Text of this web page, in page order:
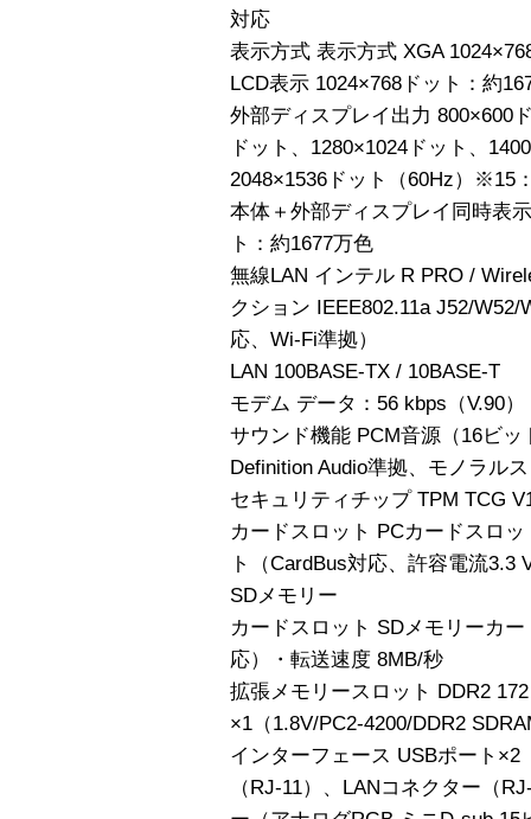
対応
表示方式 表示方式 XGA
LCD表示 1024×768ドット：約
外部ディスプレイ出力 800×600
ドット、1280×1024ドット、
2048×1536ドット（60Hz）※15
本体＋外部ディスプレイ同時表
ト：約1677万色
無線LAN インテル R PRO /
クション IEEE802.11a J52/
応、Wi-Fi準拠）
LAN 100BASE-TX / 10BASE-T
モデム データ：56 kbps（V.90
サウンド機能 PCM音源（16ビ
Definition Audio準拠、モノラル
セキュリティチップ TPM TCG
カードスロット PCカードスロ
ト（CardBus対応、許容電流3.3
SDメモリー
カードスロット SDメモリーカ
応）・転送速度 8MB/秒
拡張メモリースロット DDR2
×1（1.8V/PC2-4200/DDR2
インターフェース USBポート×2
（RJ-11）、LANコネクター（